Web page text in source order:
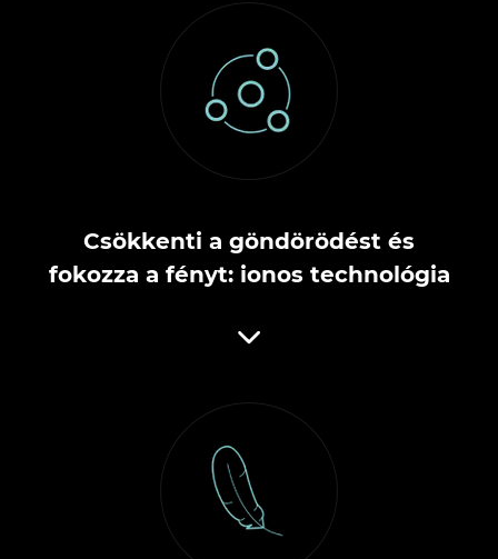
Csökkenti a göndörödést és
fokozza a fényt: ionos technológia